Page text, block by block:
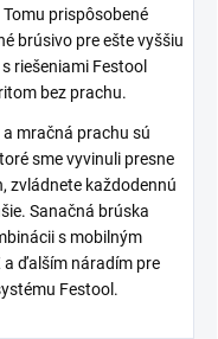
prispôsobené
brúsivo pre ešte vyššiu
riešeniami Festool
bez prachu.
mračná prachu sú
sme vyvinuli presne
zvládnete každodennú
Sanačná brúska
s mobilným
a ďalším náradím pre
Festool.